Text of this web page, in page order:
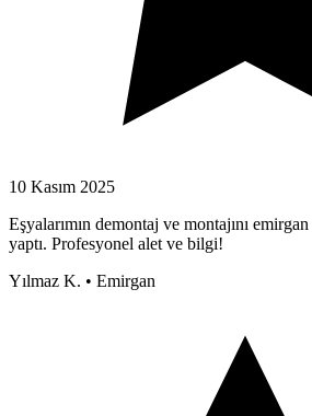
10 Kasım 2025
Eşyalarımın demontaj ve montajını
yaptı. Profesyonel alet ve bilgi!
Yılmaz K. • Emirgan